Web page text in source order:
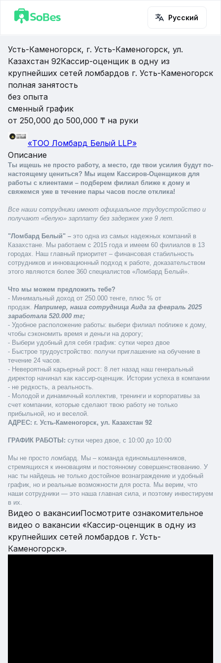
Русский
Усть-Каменогорск, г. Усть-Каменогорск, ул. ​​​​​​​
Казахстан 92Кассир-оценщик в одну из
крупнейших сетей ломбардов г. Усть-Каменогорск
полная занятость
без опыта
сменный график
от 250,000 до 500,000 ₸ на руки
«ТОО Ломбард Белый LLP»
Описание
Ты ищешь не просто работу, а место, где твои усилия будут по-
настоящему цениться? Мы ищем Кассиров-Оценщиков для
работы с клиентами – подберем филиал ближе к дому и
свяжемся уже в течение пары часов после отклика!
Все наши сотрудники имеют официальное трудоустройство и
получают «белую» зарплату без задержек уже 9 лет.
"Ломбард Белый" – это одна из самых надежных компаний в
Казахстане. Мы работаем с 2015 года и имеем 60 филиалов в 13
городах. Наш главный приоритет – финансовая стабильность
сотрудников и инновационный подход к работе, доказательством
этого являются более 360 специалистов «Ломбард Белый».
Что мы можем предложить тебе?
- Минимальный доход от 250.000 тенге, плюс % от
продаж. Например, наша сотрудница Аида за февраль 2025
заработала 520.000 тг;
- Удобное расположение работы: выбери филиал поближе к дому,
чтобы сэкономить время и деньги на дорогу;
- Выбери удобный для себя график: сутки через двое
- Быстрое трудоустройство: получи приглашение на обучение в
течение 24 часов.
- Невероятный карьерный рост: 8 лет назад наш генеральный
директор начинал как кассир-оценщик. Истории успеха в компании
- не редкость, а реальность.
- Молодой и динамичный коллектив, тренинги и корпоративы за
счет компании, которые сделают твою работу не только
прибыльной, но и веселой.
АДРЕС: г. Усть-Каменогорск, ул. ​​​​​​​Казахстан 92
ГРАФИК РАБОТЫ: сутки через двое, с 10:00 до 10:00
Мы не просто ломбард. Мы – команда единомышленников,
стремящихся к инновациям и постоянному совершенствованию. У
нас ты найдешь не только достойное вознаграждение и удобный
график, но и реальные возможности для роста. Мы верим, что
наши сотрудники — это наша главная сила, и поэтому инвестируем
в их.
Видео о вакансииПосмотрите ознакомительное
видео о вакансии «Кассир-оценщик в одну из
крупнейших сетей ломбардов г. Усть-
Каменогорск».